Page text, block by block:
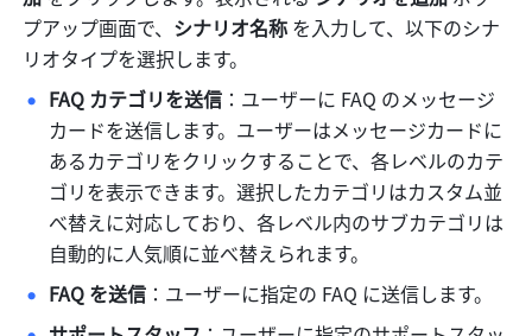
プアップ画面で、 シナリオ名称 を入力して、以下のシナ
リオタイプを選択します。
FAQ カテゴリを送信 ：ユーザーに FAQ のメッセージ
カードを送信します。ユーザーはメッセージカードに
あるカテゴリをクリックすることで、各レベルのカテ
ゴリを表示できます。選択したカテゴリはカスタム並
べ替えに対応しており、各レベル内のサブカテゴリは
自動的に人気順に並べ替えられます。
FAQ を送信 ：ユーザーに指定の FAQ に送信します。